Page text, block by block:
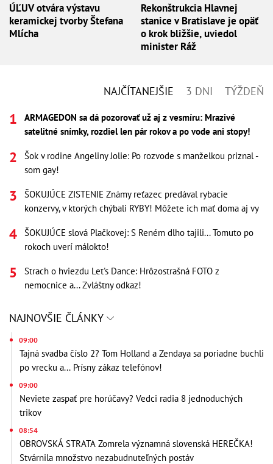
ÚĽUV otvára výstavu
keramickej tvorby Štefana
Mlícha
Rekonštrukcia Hlavnej
stanice v Bratislave je opäť
o krok bližšie, uviedol
minister Ráž
NAJČÍTANEJŠIE 3 DNI TÝŽDEŇ
ARMAGEDON sa dá pozorovať už aj z vesmíru: Mrazivé
satelitné snímky, rozdiel len pár rokov a po vode ani stopy!
Šok v rodine Angeliny Jolie: Po rozvode s manželkou priznal -
som gay!
ŠOKUJÚCE ZISTENIE Známy reťazec predával rybacie
konzervy, v ktorých chýbali RYBY! Môžete ich mať doma aj vy
ŠOKUJÚCE slová Plačkovej: S Reném dlho tajili... Tomuto po
rokoch uverí málokto!
Strach o hviezdu Let's Dance: Hrôzostrašná FOTO z
nemocnice a... Zvláštny odkaz!
NAJNOVŠIE ČLÁNKY
09:00
Tajná svadba číslo 2? Tom Holland a Zendaya sa poriadne buchli
po vrecku a... Prísny zákaz telefónov!
09:00
Neviete zaspať pre horúčavy? Vedci radia 8 jednoduchých
trikov
08:54
OBROVSKÁ STRATA Zomrela významná slovenská HEREČKA!
Stvárnila množstvo nezabudnuteľných postáv